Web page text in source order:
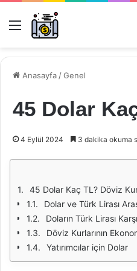
Menü
Anasayfa /Genel
45 Dolar
4 Eylül 2024 3 dakika okuma
45 Dolar Kaç TL? Döviz
Dolar ve Türk Lirası
Doların Türk Lirası
Döviz Kurlarının
Yatırımcılar için Dolar